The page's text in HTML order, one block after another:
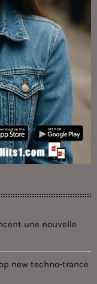
une nouvelle
new techno-trance